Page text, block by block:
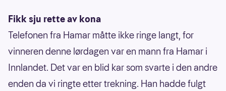
Fikk sju rette av kona
Telefonen fra Hamar måtte ikke ringe langt, for
vinneren denne lørdagen var en mann fra Hamar i
Innlandet. Det var en blid kar som svarte i den andre
enden da vi ringte etter trekning. Han hadde fulgt